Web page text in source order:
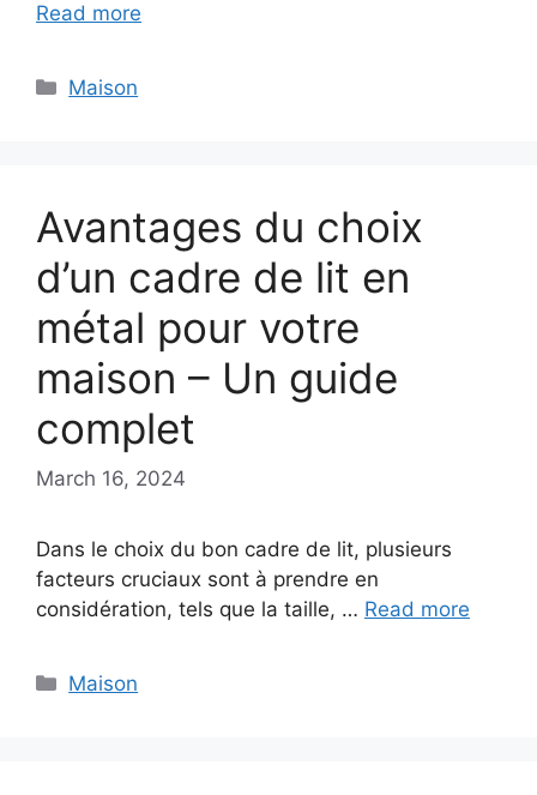
Read more
Categories
Maison
Avantages du choix
d’un cadre de lit en
métal pour votre
maison – Un guide
complet
March 16, 2024
Dans le choix du bon cadre de lit, plusieurs
facteurs cruciaux sont à prendre en
considération, tels que la taille, … Read more
Categories
Maison